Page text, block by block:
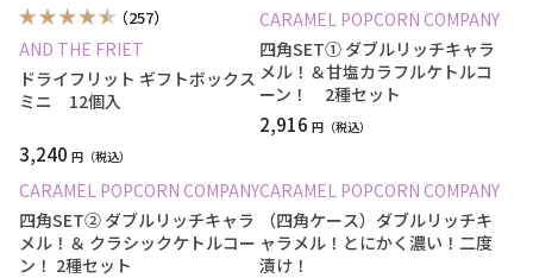
（257）
AND THE FRIET
ドライフリット ギフトボックス
ミニ 12個入
3,240 円
CARAMEL POPCORN COMPANY
四角SET① ダブルリッチキャラ
メル！＆甘塩カラフルケトルコ
ーン！ 2種セット
2,916 円
CARAMEL POPCORN COMPANY
四角SET② ダブルリッチキャラ
メル！＆ クラシックケトルコー
ン！ 2種セット
CARAMEL POPCORN COMPANY
（四角ケース）ダブルリッチキ
ャラメル！とにかく濃い！二度
漬け！